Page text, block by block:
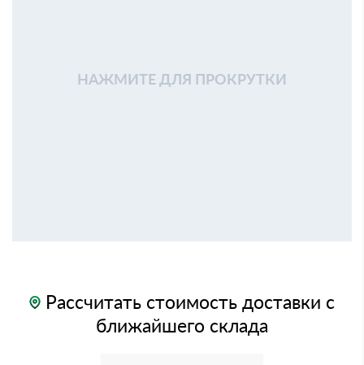
НАЖМИТЕ ДЛЯ ПРОКРУТКИ
Рассчитать стоимость доставки с
ближайшего склада